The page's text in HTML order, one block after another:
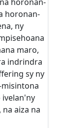
horonan-
ny
maro,
indrindra
sy ny
aiza na